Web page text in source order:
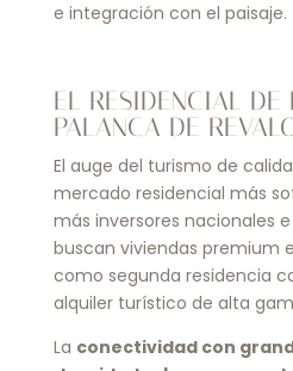
e integración con el paisaje.
EL RESIDENCIAL DE
PALANCA DE
El auge del turismo de
mercado residencial más
más inversores nacionales
buscan viviendas premium
como segunda residencia
alquiler turístico de alta
La conectividad con